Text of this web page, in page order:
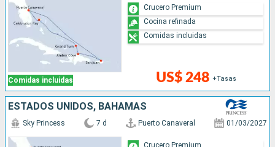
Comidas incluidas US$ 248 +Tasas
Crucero Premium
Cocina refinada
Comidas incluidas
ESTADOS UNIDOS, BAHAMAS
Sky Princess 7 d Puerto Canaveral 01/03/2027
Crucero Premium